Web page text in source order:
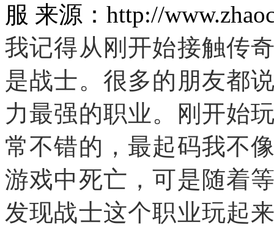
服 来源：http://
我记得从刚开始接触传
是战士。很多的朋友都
力最强的职业。刚开始
常不错的，最起码我不
游戏中死亡，可是随着
发现战士这个职业玩起